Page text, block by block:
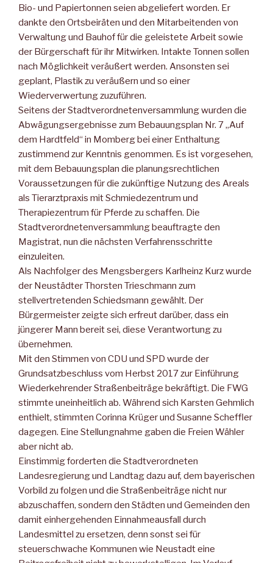
Bio- und Papiertonnen seien abgeliefert worden. Er
dankte den Ortsbeiräten und den Mitarbeitenden von
Verwaltung und Bauhof für die geleistete Arbeit sowie
der Bürgerschaft für ihr Mitwirken. Intakte Tonnen sollen
nach Möglichkeit veräußert werden. Ansonsten sei
geplant, Plastik zu veräußern und so einer
Wiederverwertung zuzuführen.
Seitens der Stadtverordnetenversammlung wurden die
Abwägungsergebnisse zum Bebauungsplan Nr. 7 „Auf
dem Hardtfeld“ in Momberg bei einer Enthaltung
zustimmend zur Kenntnis genommen. Es ist vorgesehen,
mit dem Bebauungsplan die planungsrechtlichen
Voraussetzungen für die zukünftige Nutzung des Areals
als Tierarztpraxis mit Schmiedezentrum und
Therapiezentrum für Pferde zu schaffen. Die
Stadtverordnetenversammlung beauftragte den
Magistrat, nun die nächsten Verfahrensschritte
einzuleiten.
Als Nachfolger des Mengsbergers Karlheinz Kurz wurde
der Neustädter Thorsten Trieschmann zum
stellvertretenden Schiedsmann gewählt. Der
Bürgermeister zeigte sich erfreut darüber, dass ein
jüngerer Mann bereit sei, diese Verantwortung zu
übernehmen.
Mit den Stimmen von CDU und SPD wurde der
Grundsatzbeschluss vom Herbst 2017 zur Einführung
Wiederkehrender Straßenbeiträge bekräftigt. Die FWG
stimmte uneinheitlich ab. Während sich Karsten Gehmlich
enthielt, stimmten Corinna Krüger und Susanne Scheffler
dagegen. Eine Stellungnahme gaben die Freien Wähler
aber nicht ab.
Einstimmig forderten die Stadtverordneten
Landesregierung und Landtag dazu auf, dem bayerischen
Vorbild zu folgen und die Straßenbeiträge nicht nur
abzuschaffen, sondern den Städten und Gemeinden den
damit einhergehenden Einnahmeausfall durch
Landesmittel zu ersetzen, denn sonst sei für
steuerschwache Kommunen wie Neustadt eine